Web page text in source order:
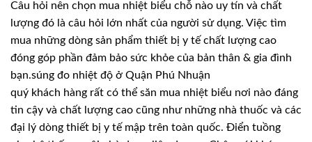
Câu hỏi nên chọn mua nhiệt biểu chỗ nào uy tín và chất
lượng đó là câu hỏi lớn nhất của người sử dụng. Việc tìm
mua những dòng sản phẩm thiết bị y tế chất lượng cao
đóng góp phần đảm bảo sức khỏe của bản thân & gia đình
bạn.súng đo nhiệt độ ở Quận Phú Nhuận
quý khách hàng rất có thể săn mua nhiệt biểu nơi nào đáng
tin cậy và chất lượng cao cũng như những nhà thuốc và các
đại lý dòng thiết bị y tế mập trên toàn quốc. Điển tuồng